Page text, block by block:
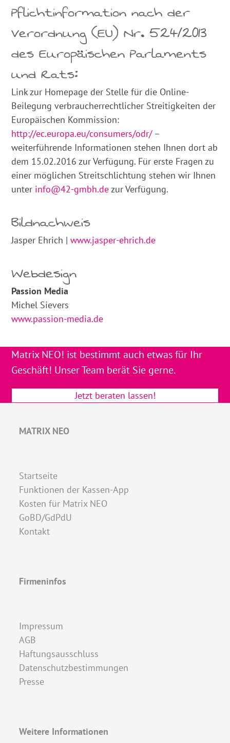
Pflichtinformation nach der
Verordnung (EU) Nr. 524/2013
des Europäischen Parlaments
und Rats:
Link zur Homepage der Stelle für die Online-
Beilegung verbraucherrechtlicher Streitigkeiten der
Europäischen Kommission:
http://ec.europa.eu/consumers/odr/–
weiterführende Informationen stehen Ihnen dort ab
dem 15.02.2016 zur Verfügung. Für erste Fragen zu
einer möglichen Streitschlichtung stehen wir Ihnen
unter info@42-gmbh.dezur Verfügung.
Bildnachweis
Jasper Ehrich |www.jasper-ehrich.de
Webdesign
Passion Media
Michel Sievers
www.passion-media.de
Matrix NEO! ist bestimmt auch etwas für Ihr
Geschäft! Unser Team berät Sie gerne.
Jetzt beraten lassen!
MATRIX NEO
Startseite
Funktionen der Kassen-App
Kosten für Matrix NEO
GoBD/GdPdU
Kontakt
Firmeninfos
Impressum
AGB
Haftungsausschluss
Datenschutzbestimmungen
Presse
Weitere Informationen